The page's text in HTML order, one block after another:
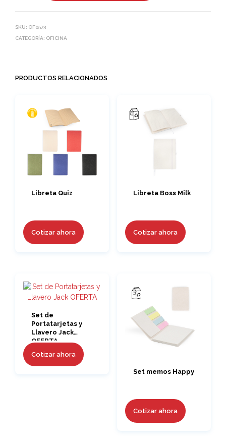
SKU: OF0573
CATEGORÍA: OFICINA
PRODUCTOS RELACIONADOS
Libreta Quiz
Cotizar ahora
Libreta Boss Milk
Cotizar ahora
Set de
Portatarjetas y
Llavero Jack
OFERTA
Cotizar ahora
Set memos Happy
Cotizar ahora